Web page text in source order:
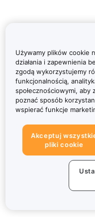
Używamy plików cookie
działania i zapewnienia
zgodą wykorzystujemy
funkcjonalnością,
społecznościowymi, aby
poznać sposób
wspierać funkcje
Akceptuj
pliki cookie